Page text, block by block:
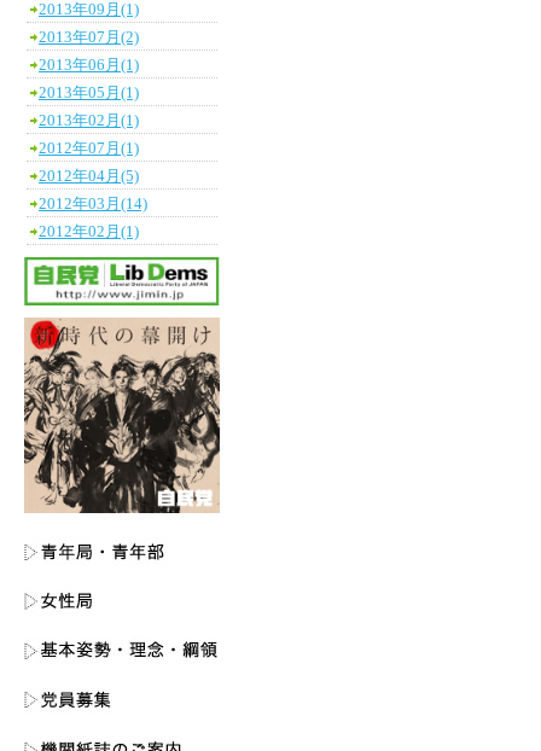
2013年09月(1)
2013年07月(2)
2013年06月(1)
2013年05月(1)
2013年02月(1)
2012年07月(1)
2012年04月(5)
2012年03月(14)
2012年02月(1)